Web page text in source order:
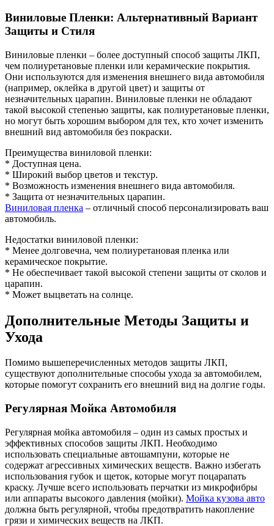
Виниловые Пленки: Альтернативный Вариант
Защиты и Стиля
Виниловые пленки – более доступный способ защиты ЛКП,
чем полиуретановые пленки или керамические покрытия.
Они используются для изменения внешнего вида автомобиля
(например, оклейка в другой цвет) и защиты от
незначительных царапин. Виниловые пленки не обладают
такой высокой степенью защиты, как полиуретановые пленки,
но могут быть хорошим выбором для тех, кто хочет изменить
внешний вид автомобиля без покраски.
Преимущества виниловой пленки:
* Доступная цена.
* Широкий выбор цветов и текстур.
* Возможность изменения внешнего вида автомобиля.
* Защита от незначительных царапин.
Виниловая пленка – отличный способ персонализировать ваш
автомобиль.
Недостатки виниловой пленки:
* Менее долговечна, чем полиуретановая пленка или
керамическое покрытие.
* Не обеспечивает такой высокой степени защиты от сколов и
царапин.
* Может выцветать на солнце.
Дополнительные Методы Защиты и
Ухода
Помимо вышеперечисленных методов защиты ЛКП,
существуют дополнительные способы ухода за автомобилем,
которые помогут сохранить его внешний вид на долгие годы.
Регулярная Мойка Автомобиля
Регулярная мойка автомобиля – один из самых простых и
эффективных способов защиты ЛКП. Необходимо
использовать специальные автошампуни, которые не
содержат агрессивных химических веществ. Важно избегать
использования губок и щеток, которые могут поцарапать
краску. Лучше всего использовать перчатки из микрофибры
или аппараты высокого давления (мойки). Мойка кузова авто
должна быть регулярной, чтобы предотвратить накопление
грязи и химических веществ на ЛКП.